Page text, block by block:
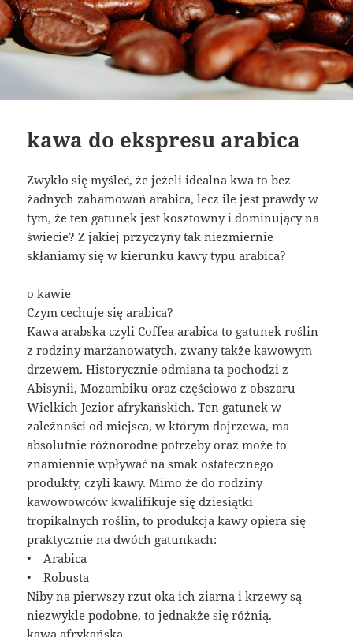
kawa do ekspresu arabica
Zwykło się myśleć, że jeżeli idealna kwa to bez
żadnych zahamowań arabica, lecz ile jest prawdy w
tym, że ten gatunek jest kosztowny i dominujący na
świecie? Z jakiej przyczyny tak niezmiernie
skłaniamy się w kierunku kawy typu arabica?
o kawie
Czym cechuje się arabica?
Kawa arabska czyli Coffea arabica to gatunek roślin
z rodziny marzanowatych, zwany także kawowym
drzewem. Historycznie odmiana ta pochodzi z
Abisynii, Mozambiku oraz częściowo z obszaru
Wielkich Jezior afrykańskich. Ten gatunek w
zależności od miejsca, w którym dojrzewa, ma
absolutnie różnorodne potrzeby oraz może to
znamiennie wpływać na smak ostatecznego
produkty, czyli kawy. Mimo że do rodziny
kawowowców kwalifikuje się dziesiątki
tropikalnych roślin, to produkcja kawy opiera się
praktycznie na dwóch gatunkach:
• Arabica
• Robusta
Niby na pierwszy rzut oka ich ziarna i krzewy są
niezwykle podobne, to jednakże się różnią.
kawa afrykańska